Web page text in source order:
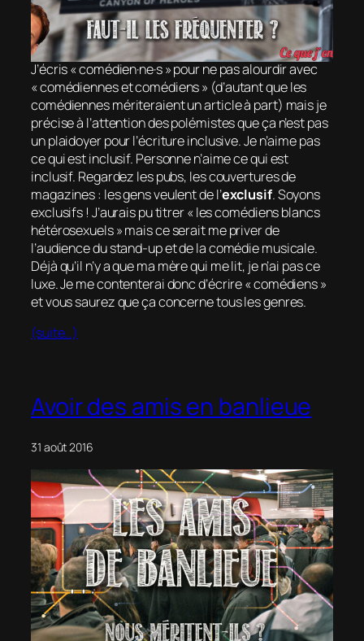
J’écris « comédien·ne·s » pour ne pas alourdir avec
« comédiennes et comédiens » (d’autant que les
comédiennes mériteraient un article à part) mais je
précise à l’attention des polémistes que ça n’est pas
un plaidoyer pour l’écriture inclusive. Je n’aime pas
ce qui est inclusif. Personne n’aime ce qui est
inclusif. Regardez les pubs, les couvertures de
magazines : les gens veulent de l’exclusif. Soyons
exclusifs ! J’aurais pu titrer « les comédiens blancs
hétérosexuels » mais ce serait me priver de
l’audience du stand-up et de la comédie musicale.
Déjà qu’il n’y a que ma mère qui me lit, je n’ai pas ce
luxe. Je me contenterai donc d’écrire « comédiens »
et vous saurez que ça concerne tous les genres.
(suite…)
Avoir des amis en banlieue
31 août 2016